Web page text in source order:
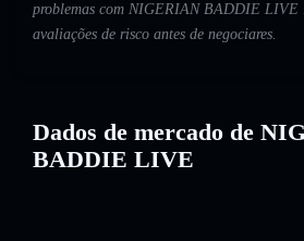
problemas com NIGERIAN BADDIE LIVE .
avaliações de risco antes de negociares.
Dados de mercado de
BADDIE LIVE